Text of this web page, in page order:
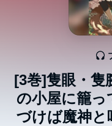
[3巻]隻眼・隻
の小屋に籠っ
づけば魔神と